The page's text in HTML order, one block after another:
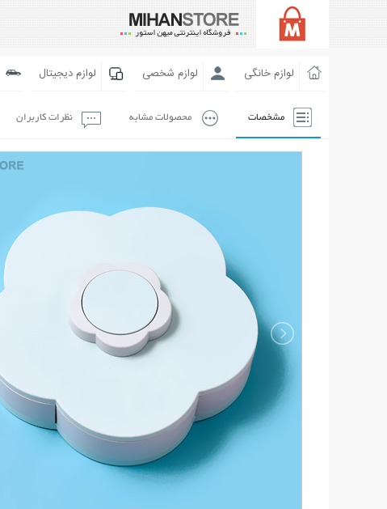
لوازم خانگی لوازم شخصی لوازم دیجیتال
مشخصات محصولات مشابه نظرات کاربران